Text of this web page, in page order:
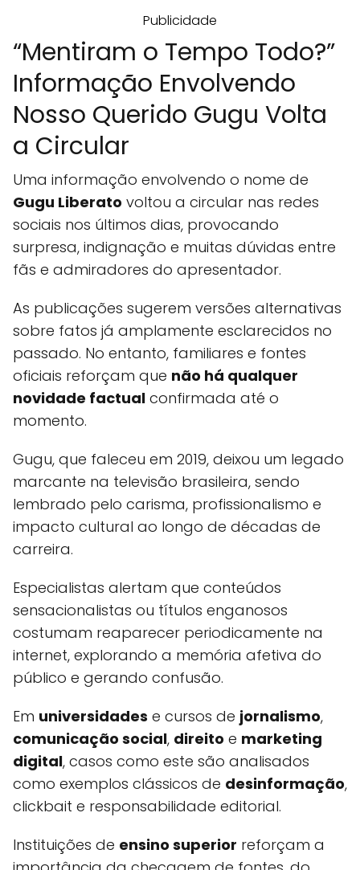
Publicidade
“Mentiram o Tempo Todo?”
Informação Envolvendo
Nosso Querido Gugu Volta
a Circular
Uma informação envolvendo o nome de
Gugu Liberato voltou a circular nas redes
sociais nos últimos dias, provocando
surpresa, indignação e muitas dúvidas entre
fãs e admiradores do apresentador.
As publicações sugerem versões alternativas
sobre fatos já amplamente esclarecidos no
passado. No entanto, familiares e fontes
oficiais reforçam que não há qualquer
novidade factual confirmada até o
momento.
Gugu, que faleceu em 2019, deixou um legado
marcante na televisão brasileira, sendo
lembrado pelo carisma, profissionalismo e
impacto cultural ao longo de décadas de
carreira.
Especialistas alertam que conteúdos
sensacionalistas ou títulos enganosos
costumam reaparecer periodicamente na
internet, explorando a memória afetiva do
público e gerando confusão.
Em universidades e cursos de jornalismo,
comunicação social, direito e marketing
digital, casos como este são analisados
como exemplos clássicos de desinformação,
clickbait e responsabilidade editorial.
Instituições de ensino superior reforçam a